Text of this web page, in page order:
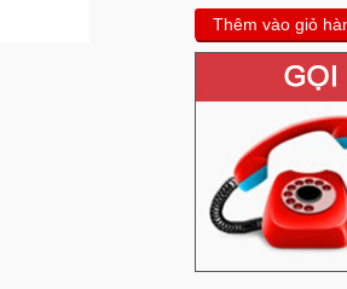
Thêm vào giỏ